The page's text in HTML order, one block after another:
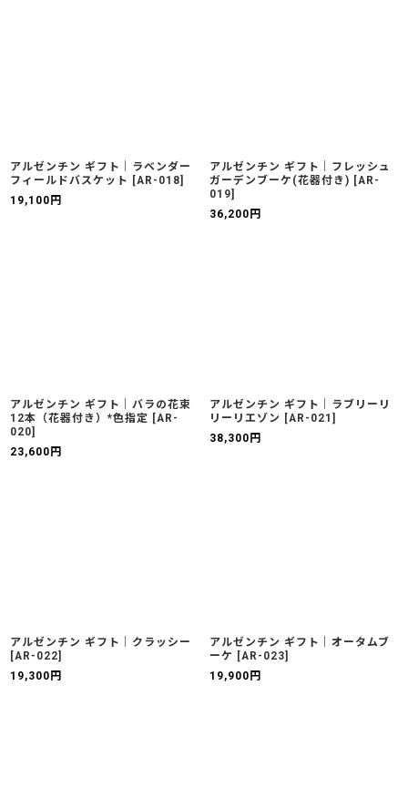
アルゼンチン ギフト｜ラベンダー
フィールドバスケット
[AR-018]
19,100 円
アルゼンチン ギフト｜フレッシュ
ガーデンブーケ(花器付き) [AR-
019]
36,200 円
アルゼンチン ギフト｜バラの花束
12本（花器付き）*色指定 [AR-
020]
23,600 円
アルゼンチン ギフト｜ラブリーリ
リーリエゾン
[AR-021 ]
38,300 円
アルゼンチン ギフト｜クラッシー
[AR-022]
19,300 円
アルゼンチン ギフト｜オータムブ
ーケ
[AR-023]
19,900 円